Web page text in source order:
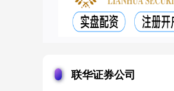
联华证券公司